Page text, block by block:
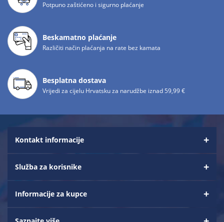
Potpuno zaštićeno i sigurno plaćanje
Beskamatno plaćanje
Različiti način plaćanja na rate bez kamata
Besplatna dostava
Vrijedi za cijelu Hrvatsku za narudžbe iznad 59,99 €
Kontakt informacije
Služba za korisnike
Informacije za kupce